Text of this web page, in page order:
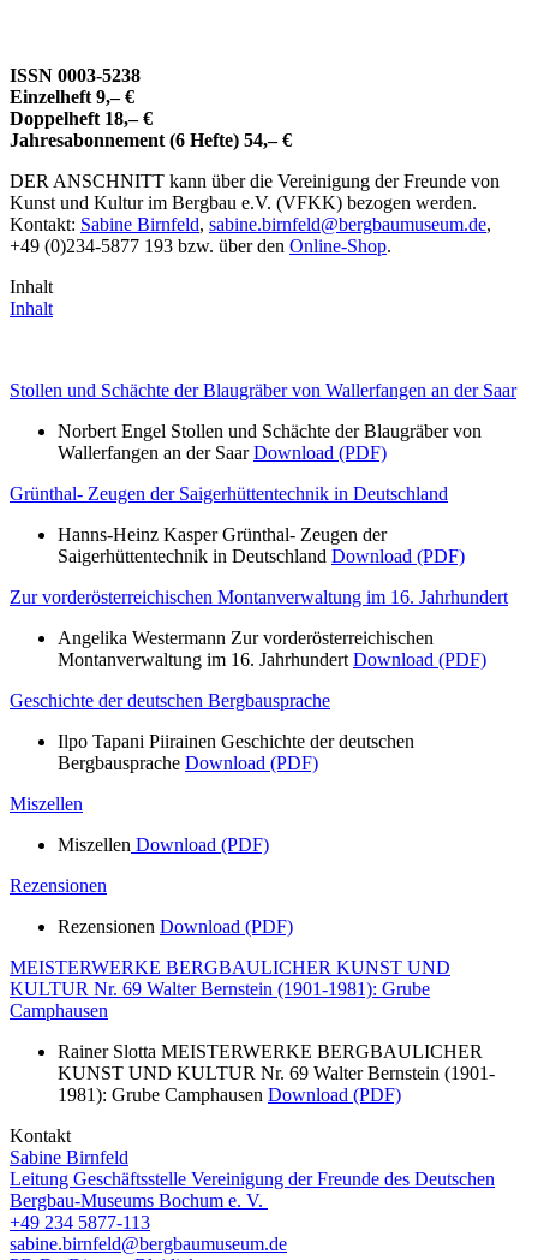
ISSN 0003-5238
Einzelheft 9,– €
Doppelheft 18,– €
Jahresabonnement (6 Hefte) 54,– €
DER ANSCHNITT kann über die Vereinigung der Freunde von
Kunst und Kultur im Bergbau e.V. (VFKK) bezogen werden.
Kontakt: Sabine Birnfeld, sabine.birnfeld@bergbaumuseum.de,
+49 (0)234-5877 193 bzw. über den Online-Shop.
Inhalt
Inhalt
Stollen und Schächte der Blaugräber von Wallerfangen an der Saar
Norbert Engel Stollen und Schächte der Blaugräber von
Wallerfangen an der SaarDownload (PDF)
Grünthal- Zeugen der Saigerhüttentechnik in Deutschland
Hanns-Heinz Kasper Grünthal- Zeugen der
Saigerhüttentechnik in Deutschland Download (PDF)
Zur vorderösterreichischen Montanverwaltung im 16. Jahrhundert
Angelika Westermann Zur vorderösterreichischen
Montanverwaltung im 16. JahrhundertDownload (PDF)
Geschichte der deutschen Bergbausprache
Ilpo Tapani Piirainen Geschichte der deutschen
Bergbausprache Download (PDF)
Miszellen
Miszellen Download (PDF)
Rezensionen
Rezensionen Download (PDF)
MEISTERWERKE BERGBAULICHER KUNST UND
KULTUR Nr. 69 Walter Bernstein (1901-1981): Grube
Camphausen
Rainer Slotta MEISTERWERKE BERGBAULICHER
KUNST UND KULTUR Nr. 69 Walter Bernstein (1901-
1981): Grube Camphausen Download (PDF)
Kontakt
Sabine Birnfeld
Leitung Geschäftsstelle Vereinigung der Freunde des Deutschen
Bergbau-Museums Bochum e. V.
+49 234 5877-113
sabine.birnfeld@bergbaumuseum.de